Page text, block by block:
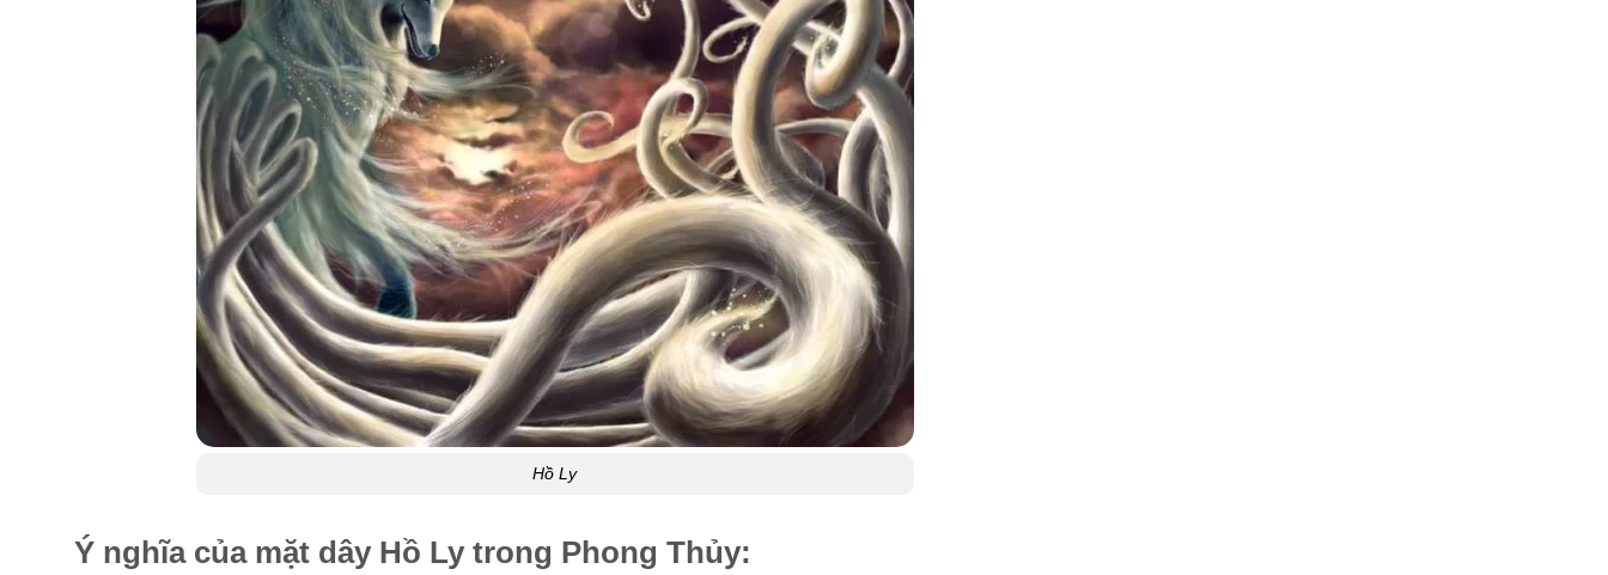
Hồ Ly
Ý nghĩa của mặt dây Hồ Ly trong Phong Thủy: